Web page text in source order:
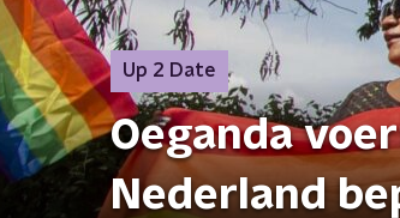
Up 2 Date
Oeganda
Nederland